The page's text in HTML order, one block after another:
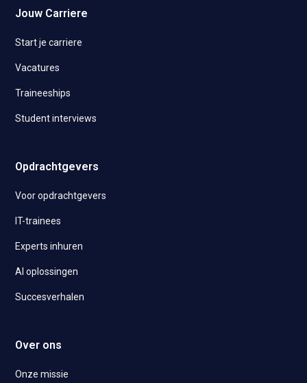
Jouw Carriere
Start je carriere
Vacatures
Traineeships
Student interviews
Opdrachtgevers
Voor opdrachtgevers
IT-trainees
Experts inhuren
AI oplossingen
Succesverhalen
Over ons
Onze missie